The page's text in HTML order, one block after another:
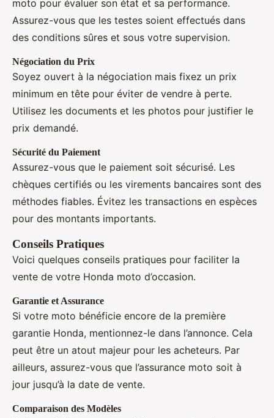
moto pour évaluer son état et sa performance.
Assurez-vous que les testes soient effectués dans
des conditions sûres et sous votre supervision.
Négociation du Prix
Soyez ouvert à la négociation mais fixez un prix
minimum en tête pour éviter de vendre à perte.
Utilisez les documents et les photos pour justifier le
prix demandé.
Sécurité du Paiement
Assurez-vous que le paiement soit sécurisé. Les
chèques certifiés ou les virements bancaires sont des
méthodes fiables. Évitez les transactions en espèces
pour des montants importants.
Conseils Pratiques
Voici quelques conseils pratiques pour faciliter la
vente de votre Honda moto d’occasion.
Garantie et Assurance
Si votre moto bénéficie encore de la première
garantie Honda, mentionnez-le dans l’annonce. Cela
peut être un atout majeur pour les acheteurs. Par
ailleurs, assurez-vous que l’assurance moto soit à
jour jusqu’à la date de vente.
Comparaison des Modèles